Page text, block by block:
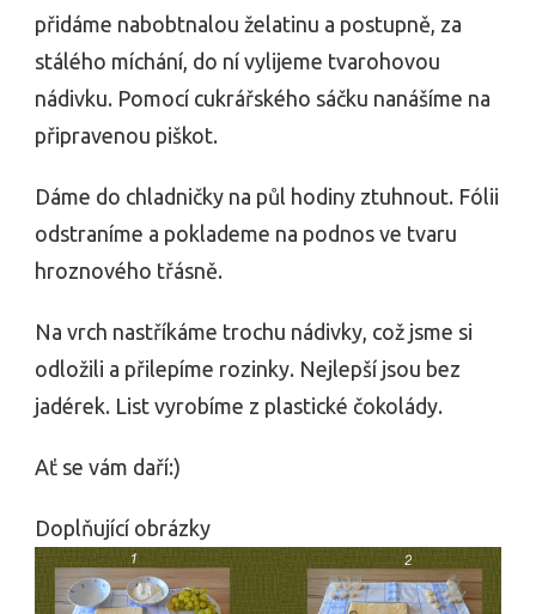
přidáme nabobtnalou želatinu a postupně, za
stálého míchání, do ní vylijeme tvarohovou
nádivku. Pomocí cukrářského sáčku nanášíme na
připravenou piškot.
Dáme do chladničky na půl hodiny ztuhnout. Fólii
odstraníme a poklademe na podnos ve tvaru
hroznového třásně.
Na vrch nastříkáme trochu nádivky, což jsme si
odložili a přilepíme rozinky. Nejlepší jsou bez
jadérek. List vyrobíme z plastické čokolády.
Ať se vám daří:)
Doplňující obrázky